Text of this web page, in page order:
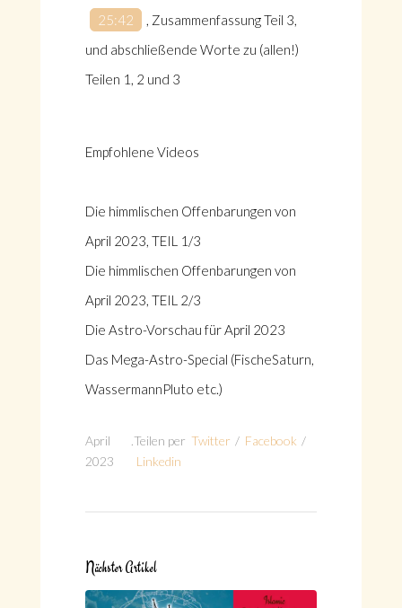
25:42
, Zusammenfassung Teil 3,
und abschließende Worte zu (allen!)
Teilen 1, 2 und 3
Empfohlene Videos
Die himmlischen Offenbarungen von
April 2023, TEIL 1/3
Die himmlischen Offenbarungen von
April 2023, TEIL 2/3
Die Astro-Vorschau für April 2023
Das Mega-Astro-Special (FischeSaturn,
WassermannPluto etc.)
April
2023
.Teilen per Twitter / Facebook /
Linkedin
Nächster Artikel